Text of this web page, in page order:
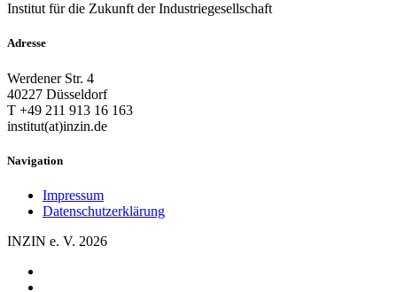
Institut für die Zukunft der Industriegesellschaft
Adresse
Werdener Str. 4
40227 Düsseldorf
T +49 211 913 16 163
institut(at)inzin.de
Navigation
Impressum
Datenschutzerklärung
INZIN e. V. 2026